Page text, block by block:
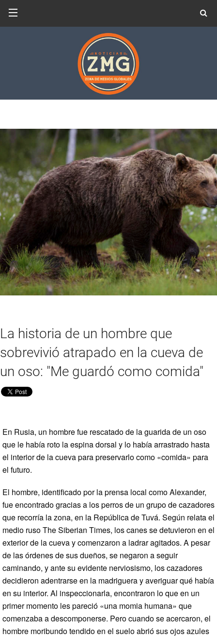
La historia de un hombre que
sobrevivió atrapado en la cueva de
un oso: "Me guardó como comida"
En Rusia, un hombre fue rescatado de la guarida de un oso
que le había roto la espina dorsal y lo había arrastrado hasta
el interior de la cueva para preservarlo como «comida» para
el futuro.
El hombre, identificado por la prensa local como Alexander,
fue encontrado gracias a los perros de un grupo de cazadores
que recorría la zona, en la República de Tuvá. Según relata el
medio ruso The Siberian Times, los canes se detuvieron en el
exterior de la cueva y comenzaron a ladrar agitados. A pesar
de las órdenes de sus dueños, se negaron a seguir
caminando, y ante su evidente nerviosismo, los cazadores
decidieron adentrarse en la madriguera y averiguar qué había
en su interior. Al inspeccionarla, encontraron lo que en un
primer momento les pareció «una momia humana» que
comenzaba a descomponerse. Pero cuando se acercaron, el
hombre moribundo tendido en el suelo abrió sus ojos azules